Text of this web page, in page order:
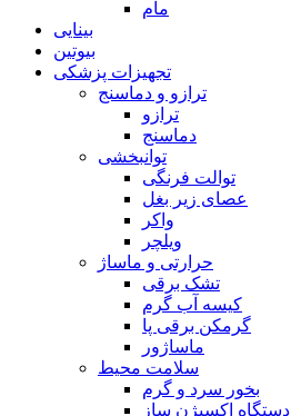
مام
بینایی
بیوتین
تجهیزات پزشکی
ترازو و دماسنج
ترازو
دماسنج
توانبخشی
توالت فرنگی
عصای زیر بغل
واکر
ویلچر
حرارتی و ماساژ
تشک برقی
کیسه آب گرم
گرمکن برقی پا
ماساژور
سلامت محیط
بخور سرد و گرم
دستگاه اکسیژن ساز